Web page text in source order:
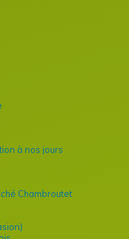
à nos jours
Chambroutet